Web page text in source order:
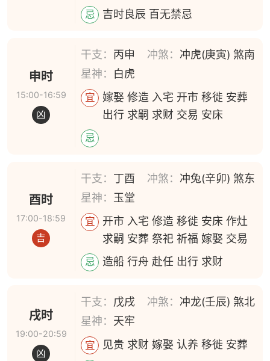
忌 吉时良辰 百无禁忌
申时
15:00-16:59
凶
干支： 丙申 冲煞： 冲虎(庚寅) 煞南
星神： 白虎
宜
嫁娶 修造 入宅 开市 移徙 安葬
出行 求嗣 求财 交易 安床
忌
酉时
17:00-18:59
吉
干支： 丁酉 冲煞： 冲兔(辛卯) 煞东
星神： 玉堂
宜
开市 入宅 修造 移徙 安床 作灶
求嗣 安葬 祭祀 祈福 嫁娶 交易
忌 造船 行舟 赴任 出行 求财
戌时
19:00-20:59
凶
干支： 戊戌 冲煞： 冲龙(壬辰) 煞北
星神： 天牢
宜 见贵 求财 嫁娶 认养 移徙 安葬